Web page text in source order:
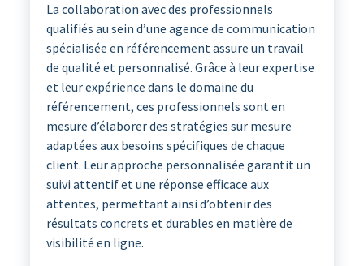
La collaboration avec des professionnels
qualifiés au sein d’une agence de communication
spécialisée en référencement assure un travail
de qualité et personnalisé. Grâce à leur expertise
et leur expérience dans le domaine du
référencement, ces professionnels sont en
mesure d’élaborer des stratégies sur mesure
adaptées aux besoins spécifiques de chaque
client. Leur approche personnalisée garantit un
suivi attentif et une réponse efficace aux
attentes, permettant ainsi d’obtenir des
résultats concrets et durables en matière de
visibilité en ligne.